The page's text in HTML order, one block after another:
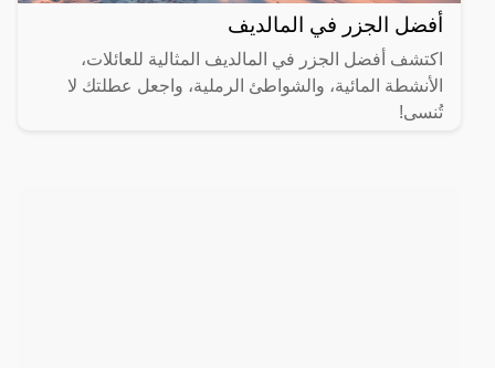
أفضل الجزر في المالديف
اكتشف أفضل الجزر في المالديف المثالية للعائلات،
الأنشطة المائية، والشواطئ الرملية، واجعل عطلتك لا
تُنسى!